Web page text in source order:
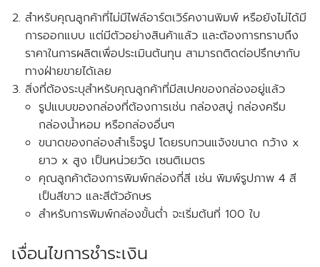
สำหรับคุณลูกค้าที่ไม่มีไฟล์อาร์ตเวิร์คงานพิมพ์ หรือยังไม่ได้มี
การออกแบบ แต่มีตัวอย่างสินค้าแล้ว และต้องการทราบถึง
ราคาในการผลิตเพื่อประเมินต้นทุน สามารถติดต่อปรึกษากับ
ทางฝ่ายขายได้เลย
สิ่งที่ต้องระบุสำหรับคุณลูกค้าที่มีสเปคของกล่องอยู่แล้ว
รูปแบบของกล่องที่ต้องการเช่น กล่องสบู่ กล่องครีม
กล่องน้ำหอม หรือกล่องอื่นๆ
ขนาดของกล่องสำเร็จรูป โดยรบกวนแจ้งขนาด กว้าง x
ยาว x สูง เป็นหน่วยวัด เซนติเมตร
คุณลูกค้าต้องการพิมพ์กล่องกี่สี เช่น พิมพ์รูปภาพ 4 สี
เป็นสีขาว และสีตัวอักษร
สำหรับการพิมพ์กล่องขั้นต่ำ จะเริ่มต้นที่ 100 ใบ
เงื่อนไขการชำระเงิน